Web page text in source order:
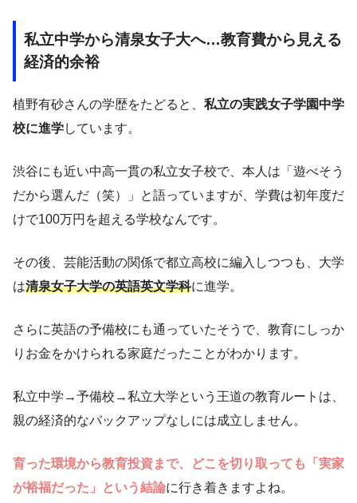
私立中学から清泉女子大へ…教育費から見える
経済的余裕
植野有砂さんの学歴をたどると、 私立の実践女子学園中学
校に進学しています。
渋谷にも近い中高一貫の私立女子校で、本人は「遊べそう
だから選んだ（笑）」と語っていますが、学費は初年度だ
けで100万円を超える学校なんです。
その後、芸能活動の関係で都立高校に編入しつつも、大学
は清泉女子大学の英語英文学科に進学。
さらに英語の予備校にも通っていたそうで、教育にしっか
りお金をかけられる家庭だったことがわかります。
私立中学→予備校→私立大学という王道の教育ルートは、
親の経済的なバックアップなしには成立しません。
育った環境から教育投資まで、どこを切り取っても「実家
が裕福だった」という結論に行き着きますよね。